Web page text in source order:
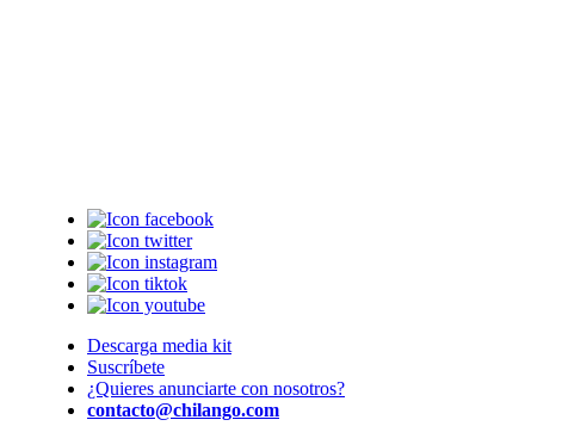
Descarga media kit
Suscríbete
¿Quieres anunciarte con nosotros?
contacto@chilango.com